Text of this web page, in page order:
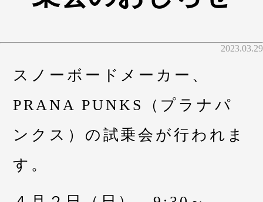
2023.03.29
スノーボードメーカー、
PRANA PUNKS（プラナパ
ンクス）の試乗会が行われま
す。